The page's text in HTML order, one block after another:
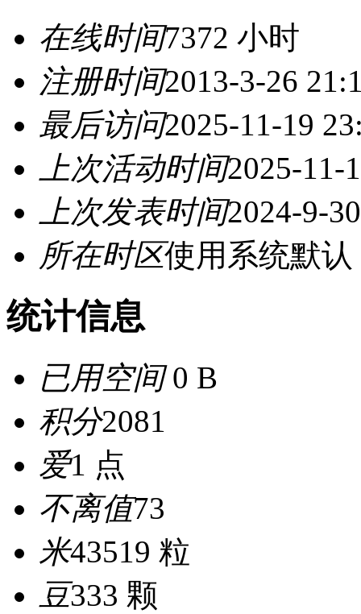
在线时间7372 小时
注册时间2013-3-26
最后访问2025-11-19
上次活动时间2025-11-
上次发表时间2024-9-
所在时区使用系统默认
统计信息
已用空间0 B
积分2081
爱1 点
不离值73
米43519 粒
豆333 颗